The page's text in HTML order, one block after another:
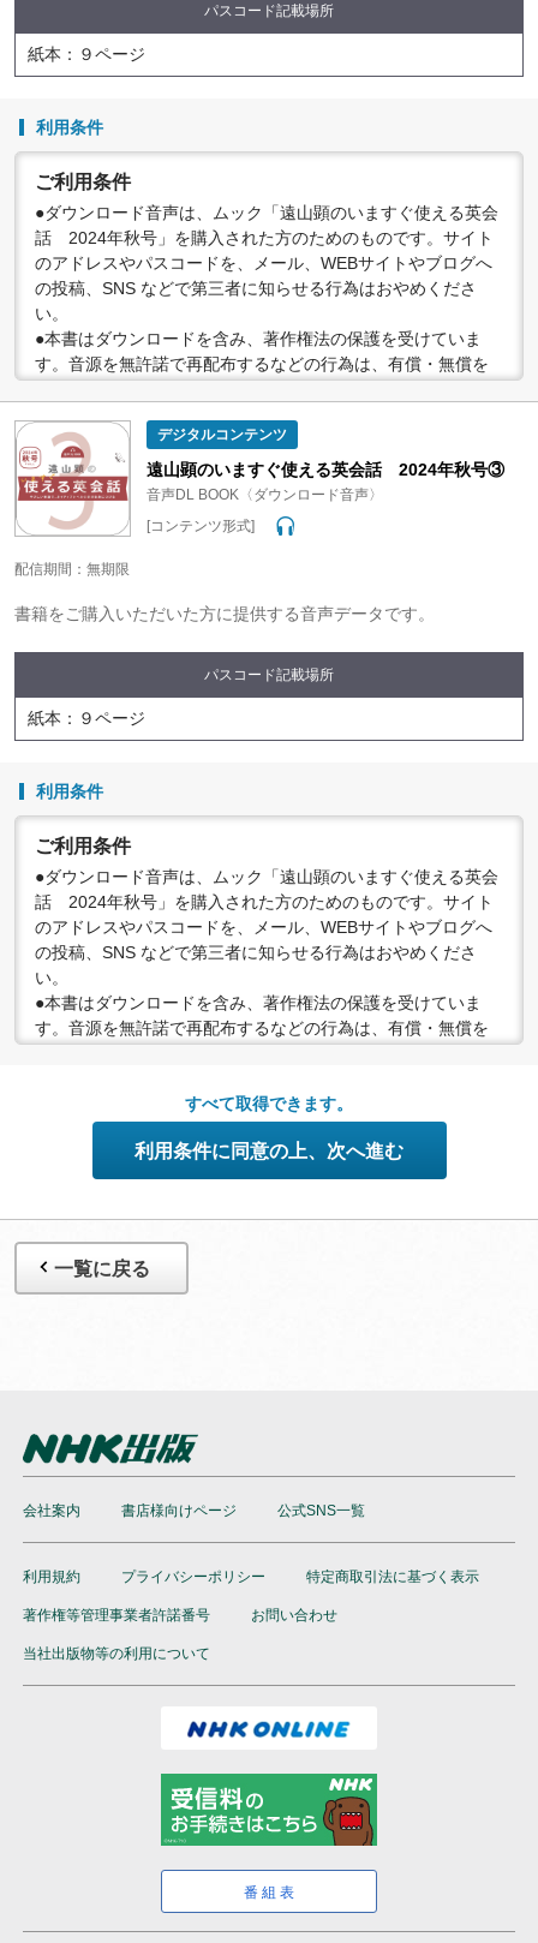
パスコード記載場所
紙本：９ページ
利用条件
ご利用条件
●ダウンロード音声は、ムック「遠山顕のいますぐ使える英会
話 2024年秋号」を購入された方のためのものです。サイト
のアドレスやパスコードを、メール、WEBサイトやブログへ
の投稿、SNS などで第三者に知らせる行為はおやめくださ
い。
●本書はダウンロードを含み、著作権法の保護を受けていま
す。音源を無許諾で再配布するなどの行為は、有償・無償を
●配信の方法やコンテンツの中身については、事前の告知なく
変更する場合がありますので、あらかじめご了承ください。
デジタルコンテンツ
遠山顕のいますぐ使える英会話 2024年秋号③
音声DL BOOK〈ダウンロード音声〉
[コンテンツ形式]
配信期間：無期限
書籍をご購入いただいた方に提供する音声データです。
パスコード記載場所
紙本：９ページ
利用条件
ご利用条件
●ダウンロード音声は、ムック「遠山顕のいますぐ使える英会
話 2024年秋号」を購入された方のためのものです。サイト
のアドレスやパスコードを、メール、WEBサイトやブログへ
の投稿、SNS などで第三者に知らせる行為はおやめくださ
い。
●本書はダウンロードを含み、著作権法の保護を受けていま
す。音源を無許諾で再配布するなどの行為は、有償・無償を
●配信の方法やコンテンツの中身については、事前の告知なく
変更する場合がありますので、あらかじめご了承ください。
すべて取得できます。
利用条件に同意の上、次へ進む
一覧に戻る
会社案内 書店様向けページ 公式SNS一覧
利用規約 プライバシーポリシー 特定商取引法に基づく表示
著作権等管理事業者許諾番号 お問い合わせ
当社出版物等の利用について
番組表